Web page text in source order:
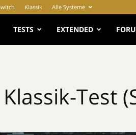
Klassik Alle Systeme
TESTS EXTENDED
Test